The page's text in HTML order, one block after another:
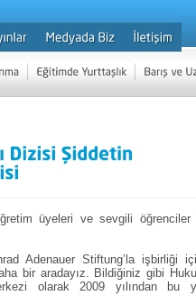
üyeleri ve sevgili öğrenciler
Adenauer Stiftung’la işbirliği
bir aradayız. Bildiğiniz gibi
olarak 2009 yılından bu